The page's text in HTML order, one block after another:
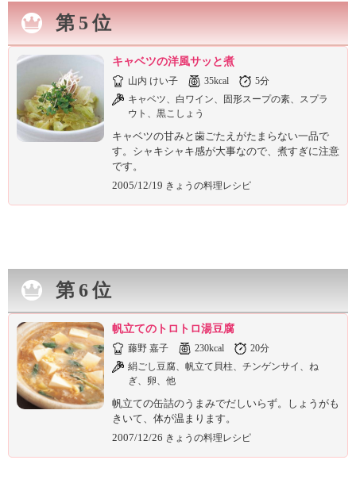
第5位
キャベツの洋風サッと煮
山内 けい子 35kcal
5分
キャベツ、白ワイン、固形スープの素、スプラ
ウト、黒こしょう
キャベツの甘みと歯ごたえがたまらない一品で
す。シャキシャキ感が大事なので、煮すぎに注意
です。
2005/12/19 きょうの料理レシピ
第6位
帆立てのトロトロ湯豆腐
藤野 嘉子 230kcal
20分
絹ごし豆腐、帆立て貝柱、チンゲンサイ、ね
ぎ、卵、他
帆立ての缶詰のうまみでだしいらず。しょうがも
きいて、体が温まります。
2007/12/26 きょうの料理レシピ